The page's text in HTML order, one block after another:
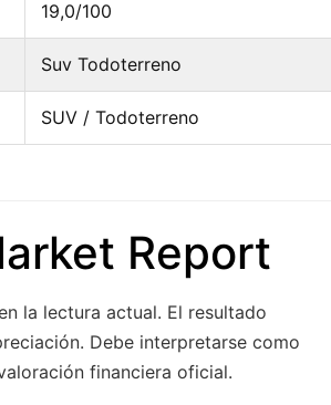
19,0/100
Suv Todoterreno
SUV / Todoterreno
Report
la lectura actual. El resultado
Debe interpretarse como
financiera oficial.